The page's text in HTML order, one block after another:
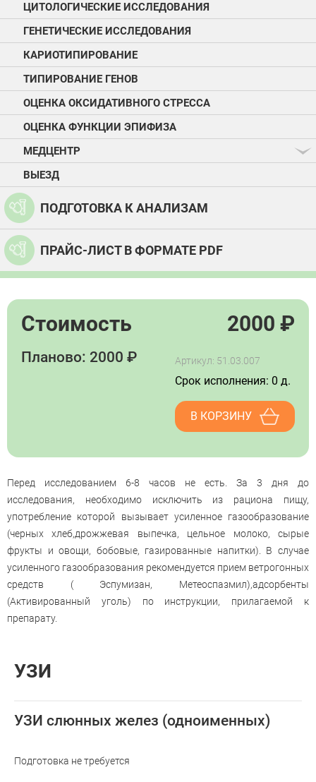
ЦИТОЛОГИЧЕСКИЕ ИССЛЕДОВАНИЯ
ГЕНЕТИЧЕСКИЕ ИССЛЕДОВАНИЯ
КАРИОТИПИРОВАНИЕ
ТИПИРОВАНИЕ ГЕНОВ
ОЦЕНКА ОКСИДАТИВНОГО СТРЕССА
ОЦЕНКА ФУНКЦИИ ЭПИФИЗА
МЕДЦЕНТР
ВЫЕЗД
ПОДГОТОВКА К АНАЛИЗАМ
ПРАЙС-ЛИСТ В ФОРМАТЕ PDF
Стоимость 2000 ₽
Планово: 2000 ₽ Артикул: 51.03.007
Срок исполнения: 0 д.
В КОРЗИНУ
Перед исследованием 6-8 часов не есть. За 3 дня до
исследования, необходимо исключить из рациона пищу,
употребление которой вызывает усиленное газообразование
(черных хлеб,дрожжевая выпечка, цельное молоко, сырые
фрукты и овощи, бобовые, газированные напитки). В случае
усиленного газообразования рекомендуется прием ветрогонных
средств ( Эспумизан, Метеоспазмил),адсорбенты
(Активированный уголь) по инструкции, прилагаемой к
препарату.
УЗИ
УЗИ слюнных желез (одноименных)
Подготовка не требуется